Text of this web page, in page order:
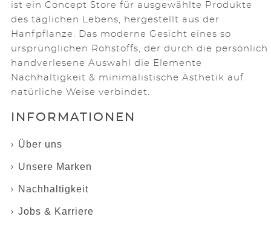
ist ein Concept Store für ausgewählte Produkte
des täglichen Lebens, hergestellt aus der
Hanfpflanze. Das moderne Gesicht eines so
ursprünglichen Rohstoffs, der durch die persönlich
handverlesene Auswahl die Elemente
Nachhaltigkeit & minimalistische Ästhetik auf
natürliche Weise verbindet.
INFORMATIONEN
Über uns
Unsere Marken
Nachhaltigkeit
Jobs & Karriere